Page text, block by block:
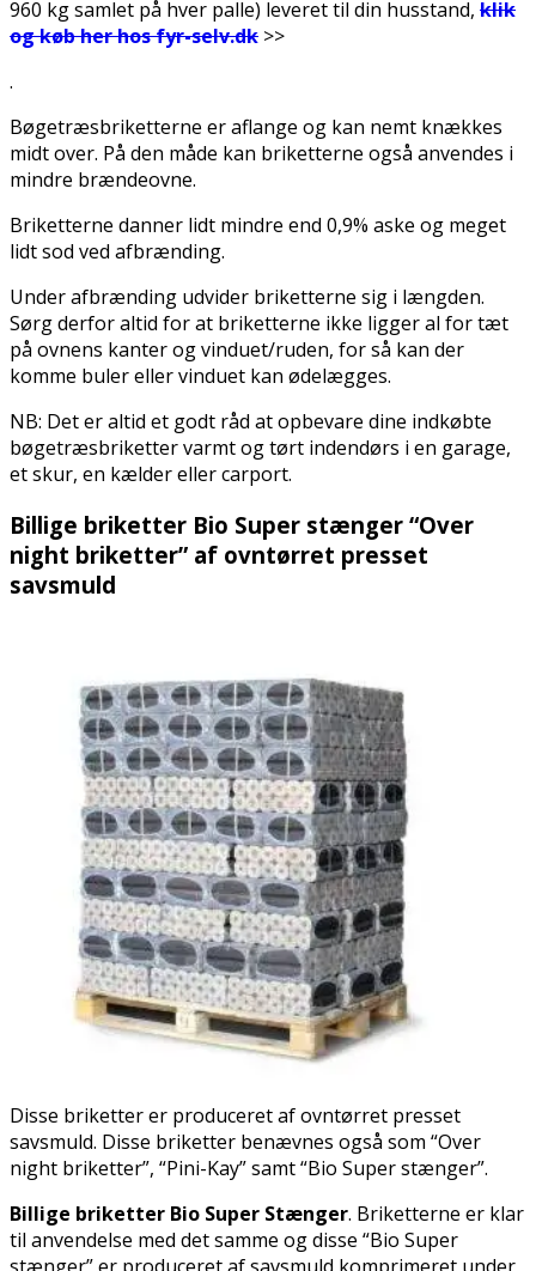
960 kg samlet på hver palle) leveret til din husstand, klik
og køb her hos fyr-selv.dk >>
.
Bøgetræsbriketterne er aflange og kan nemt knækkes
midt over. På den måde kan briketterne også anvendes i
mindre brændeovne.
Briketterne danner lidt mindre end 0,9% aske og meget
lidt sod ved afbrænding.
Under afbrænding udvider briketterne sig i længden.
Sørg derfor altid for at briketterne ikke ligger al for tæt
på ovnens kanter og vinduet/ruden, for så kan der
komme buler eller vinduet kan ødelægges.
NB: Det er altid et godt råd at opbevare dine indkøbte
bøgetræsbriketter varmt og tørt indendørs i en garage,
et skur, en kælder eller carport.
Billige briketter Bio Super stænger “Over
night briketter” af ovntørret presset
savsmuld
Disse briketter er produceret af ovntørret presset
savsmuld. Disse briketter benævnes også som “Over
night briketter”, “Pini-Kay” samt “Bio Super stænger”.
Billige briketter Bio Super Stænger. Briketterne er klar
til anvendelse med det samme og disse “Bio Super